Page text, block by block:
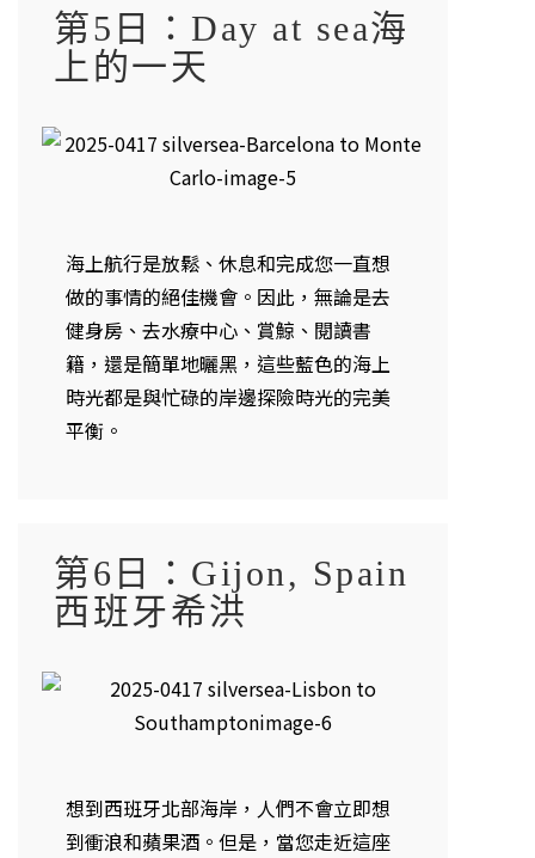
第5日：Day at sea海
上的一天
海上航行是放鬆、休息和完成您一直想
做的事情的絕佳機會。因此，無論是去
健身房、去水療中心、賞鯨、閱讀書
籍，還是簡單地曬黑，這些藍色的海上
時光都是與忙碌的岸邊探險時光的完美
平衡。
第6日：Gijon, Spain
西班牙希洪
想到西班牙北部海岸，人們不會立即想
到衝浪和蘋果酒。但是，當您走近這座